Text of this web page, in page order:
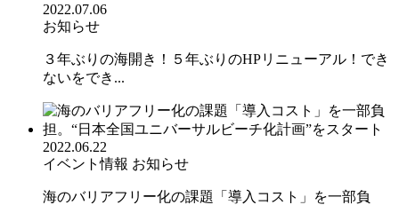
2022.07.06
お知らせ
３年ぶりの海開き！５年ぶりのHPリニューアル！でき
ないをでき...
2022.06.22
イベント情報 お知らせ
海のバリアフリー化の課題「導入コスト」を一部負